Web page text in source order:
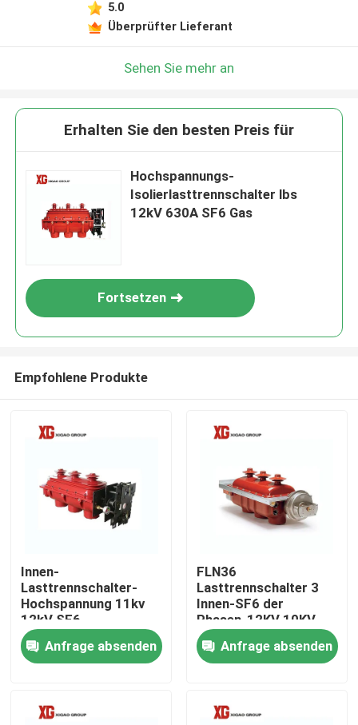
Haus
Produkte
5.0
Überprüfter Lieferant
Sehen Sie mehr an
Erhalten Sie den besten Preis für
Hochspannungs-
Isolierlasttrennschalter lbs
12kV 630A SF6 Gas
Fortsetzen
Empfohlene Produkte
Innen-
Lasttrennschalter-
Hochspannung 11kv
12kV SF6
Anfrage absenden
FLN36
Lasttrennschalter 3
Innen-SF6 der
Phasen-12KV 10KV
Anfrage absenden